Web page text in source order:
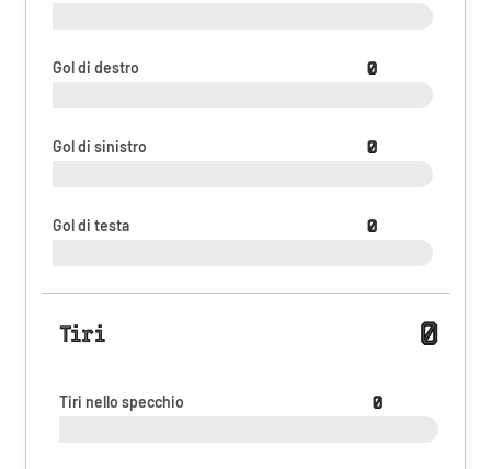
Gol di destro 0
Gol di sinistro 0
Gol di testa 0
Tiri 0
Tiri nello specchio 0